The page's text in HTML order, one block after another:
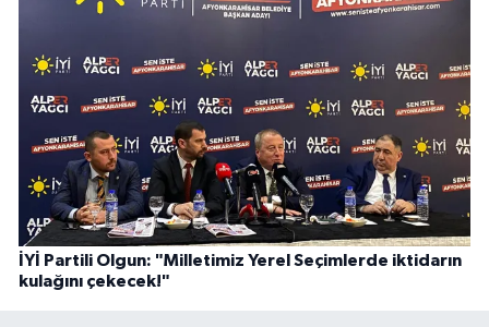
İYİ Partili Olgun: "Milletimiz Yerel Seçimlerde iktidarın
kulağını çekecek!"